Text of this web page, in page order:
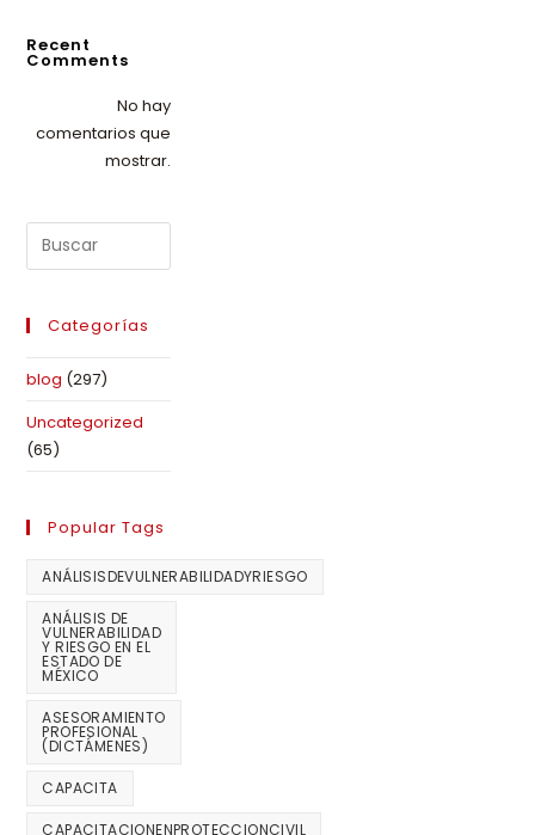
Recent
Comments
No hay
comentarios que
mostrar.
Categorías
blog (297)
Uncategorized
(65)
Popular Tags
ANÁLISISDEVULNERABILIDADYRIESGO
ANÁLISIS DE
VULNERABILIDAD
Y RIESGO EN EL
ESTADO DE
MÉXICO
ASESORAMIENTO
PROFESIONAL
(DICTÁMENES)
CAPACITA
CAPACITACIONENPROTECCIONCIVIL